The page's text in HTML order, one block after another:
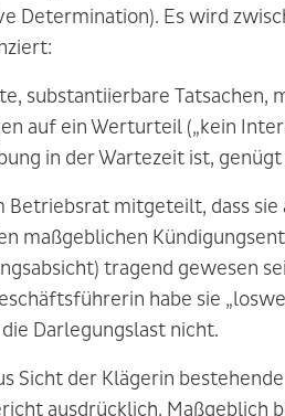
Determination). Es wird
substantiierbare
auf ein Werturteil („kein
in der Wartezeit ist,
mitgeteilt, dass
maßgeblichen
tragend gewesen
habe sie
Darlegungslast nicht.
Sicht der Klägerin
ausdrücklich. Maßgeblich